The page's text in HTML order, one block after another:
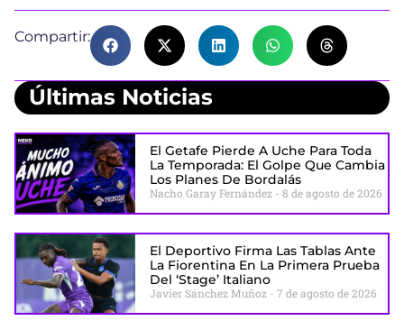
Compartir:
Últimas Noticias
El Getafe Pierde A Uche Para Toda
La Temporada: El Golpe Que Cambia
Los Planes De Bordalás
Nacho Garay Fernández 8 de agosto de 2026
El Deportivo Firma Las Tablas Ante
La Fiorentina En La Primera Prueba
Del ‘stage’ Italiano
Javier Sánchez Muñoz 7 de agosto de 2026